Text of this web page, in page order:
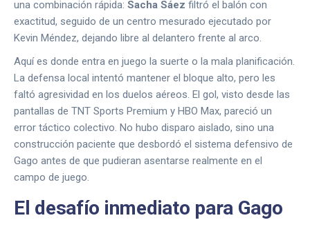
una combinación rápida: Sacha Sáez filtró el balón con
exactitud, seguido de un centro mesurado ejecutado por
Kevin Méndez, dejando libre al delantero frente al arco.
Aquí es donde entra en juego la suerte o la mala planificación.
La defensa local intentó mantener el bloque alto, pero les
faltó agresividad en los duelos aéreos. El gol, visto desde las
pantallas de TNT Sports Premium y HBO Max, pareció un
error táctico colectivo. No hubo disparo aislado, sino una
construcción paciente que desbordó el sistema defensivo de
Gago antes de que pudieran asentarse realmente en el
campo de juego.
El desafío inmediato para Gago